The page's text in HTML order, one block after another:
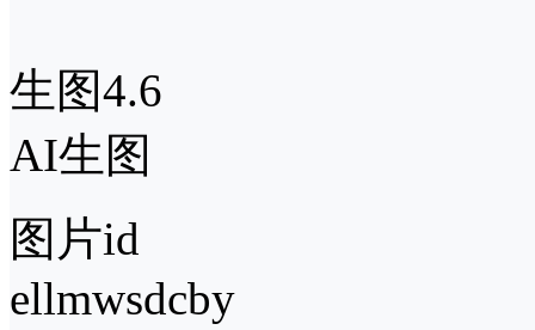
生图4.6
AI生图
图片id
ellmwsdcby